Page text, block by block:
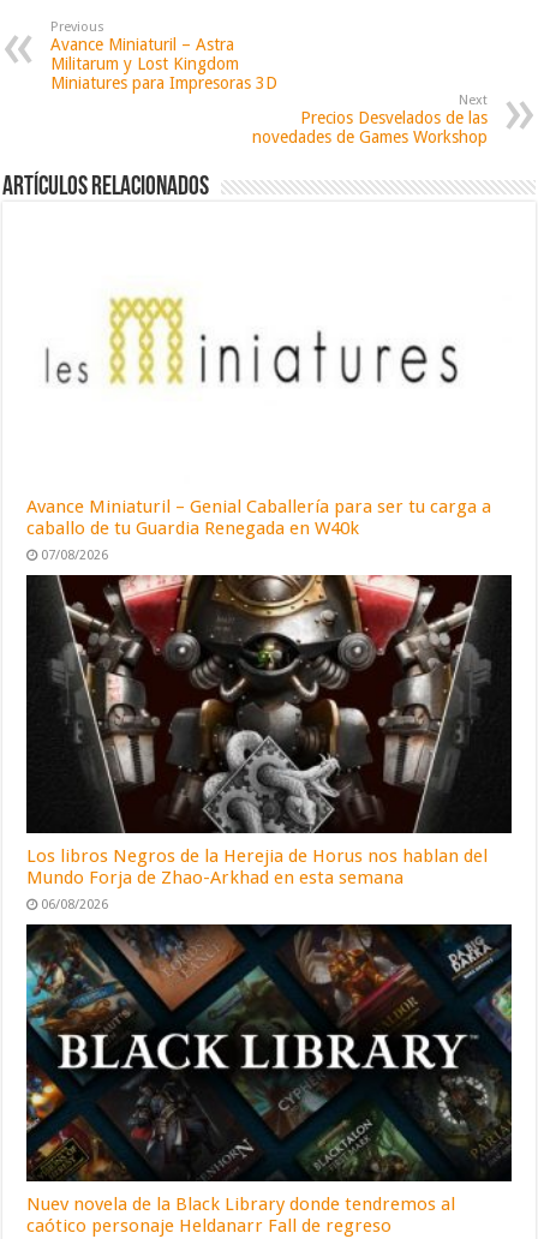
Previous
Avance Miniaturil – Astra
Militarum y Lost Kingdom
Miniatures para Impresoras 3D
Next
Precios Desvelados de las
novedades de Games Workshop
Artículos relacionados
Avance Miniaturil – Genial Caballería para ser tu carga a
caballo de tu Guardia Renegada en W40k
07/08/2026
Los libros Negros de la Herejia de Horus nos hablan del
Mundo Forja de Zhao-Arkhad en esta semana
06/08/2026
Nuev novela de la Black Library donde tendremos al
caótico personaje Heldanarr Fall de regreso